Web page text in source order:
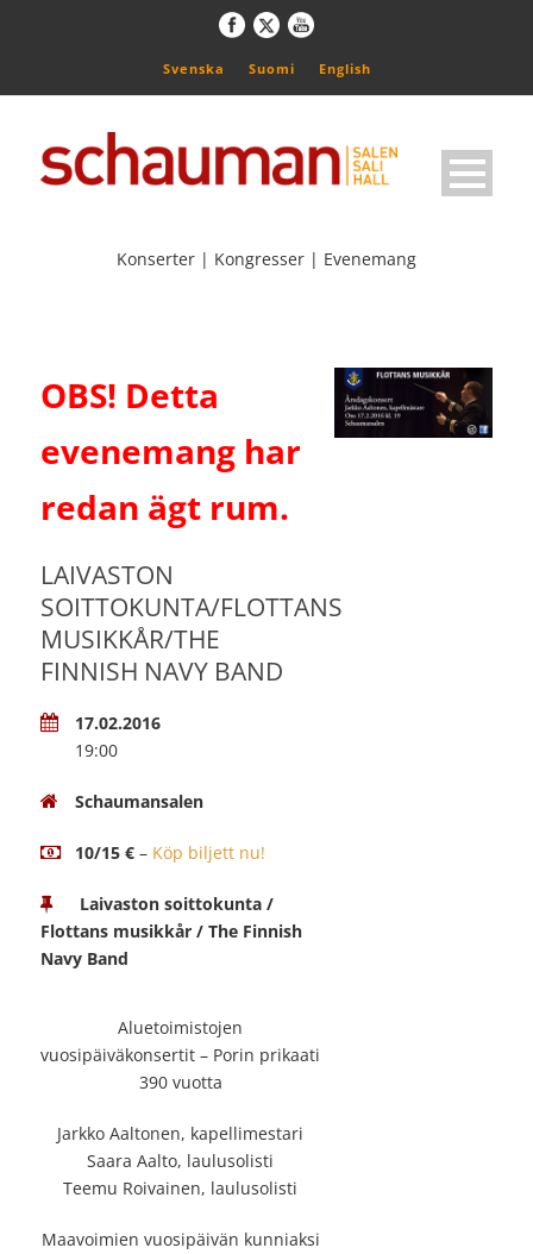
Svenska Suomi English
Konserter | Kongresser | Evenemang
OBS! Detta
evenemang har
redan ägt rum.
LAIVASTON
SOITTOKUNTA/FLOTTANS
MUSIKKÅR/THE
FINNISH NAVY BAND
17.02.2016
19:00
Schaumansalen
10/15 € – Köp biljett nu!
Laivaston soittokunta /
Flottans musikkår / The Finnish
Navy Band
Aluetoimistojen
vuosipäiväkonsertit – Porin prikaati
390 vuotta
Jarkko Aaltonen, kapellimestari
Saara Aalto, laulusolisti
Teemu Roivainen, laulusolisti
Maavoimien vuosipäivän kunniaksi